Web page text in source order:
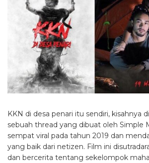
KKN di desa penari itu sendiri, kisahnya
sebuah thread yang dibuat oleh Simple
sempat viral pada tahun 2019 dan
yang baik dari netizen. Film ini
dan bercerita tentang sekelompok